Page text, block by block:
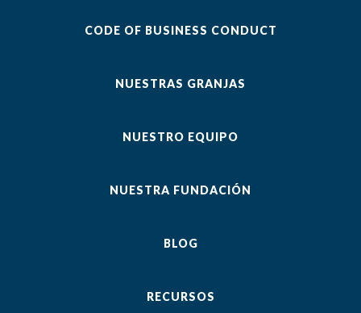
CODE OF BUSINESS CONDUCT
NUESTRAS GRANJAS
NUESTRO EQUIPO
NUESTRA FUNDACIÓN
BLOG
RECURSOS